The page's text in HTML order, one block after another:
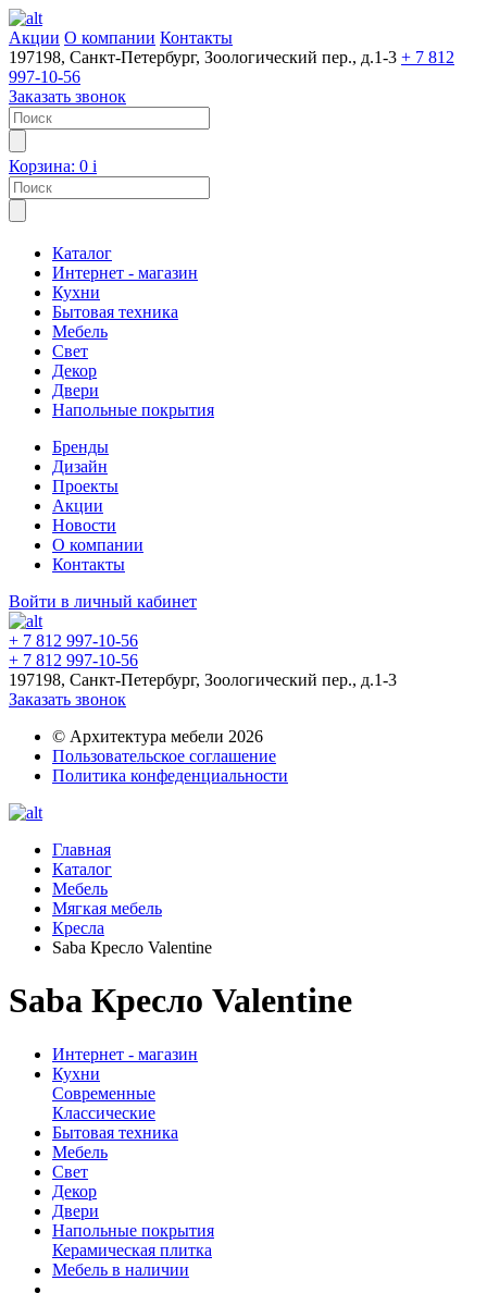
Акции О компании Контакты
197198, Санкт-Петербург, Зоологический пер., д.1-3 + 7 812
997-10-56
Заказать звонок
Корзина: 0 i
Каталог
Интернет - магазин
Кухни
Бытовая техника
Мебель
Свет
Декор
Двери
Напольные покрытия
Бренды
Дизайн
Проекты
Акции
Новости
О компании
Контакты
Войти в личный кабинет
+ 7 812 997-10-56
+ 7 812 997-10-56
197198, Санкт-Петербург, Зоологический пер., д.1-3
Заказать звонок
© Архитектура мебели 2026
Пользовательское соглашение
Политика конфеденциальности
Главная
Каталог
Мебель
Мягкая мебель
Кресла
Saba Кресло Valentine
Saba Кресло Valentine
Интернет - магазин
Кухни
Современные
Классические
Бытовая техника
Мебель
Свет
Декор
Двери
Напольные покрытия
Керамическая плитка
Мебель в наличии